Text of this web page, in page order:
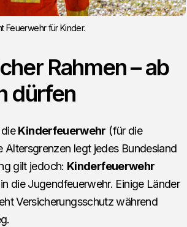
Feuerwehr für Kinder.
Rahmen – ab
dürfen
Kinderfeuerwehr (für die
Altersgrenzen legt jedes Bundesland
gilt jedoch: Kinderfeuerwehr
die Jugendfeuerwehr. Einige Länder
Versicherungsschutz während